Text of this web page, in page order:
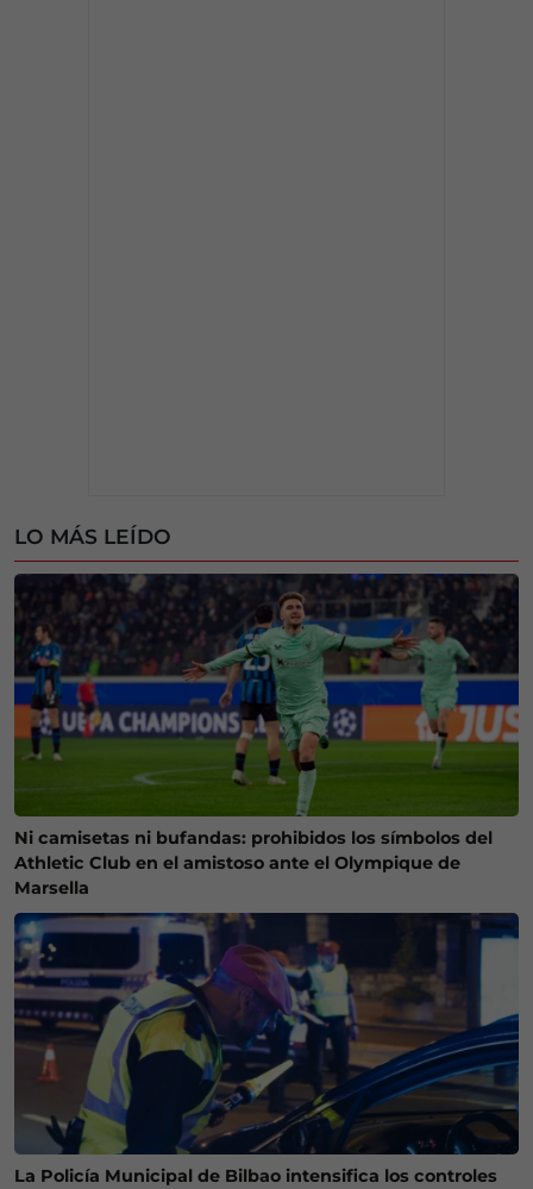
LO MÁS LEÍDO
Ni camisetas ni bufandas: prohibidos los símbolos del
Athletic Club en el amistoso ante el Olympique de
Marsella
La Policía Municipal de Bilbao intensifica los controles